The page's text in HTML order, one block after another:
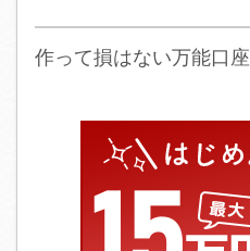
作って損はない万能口座